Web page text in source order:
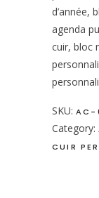
d’année,
agenda
cuir, bloc
SKU: AC-
Category:
CUIR